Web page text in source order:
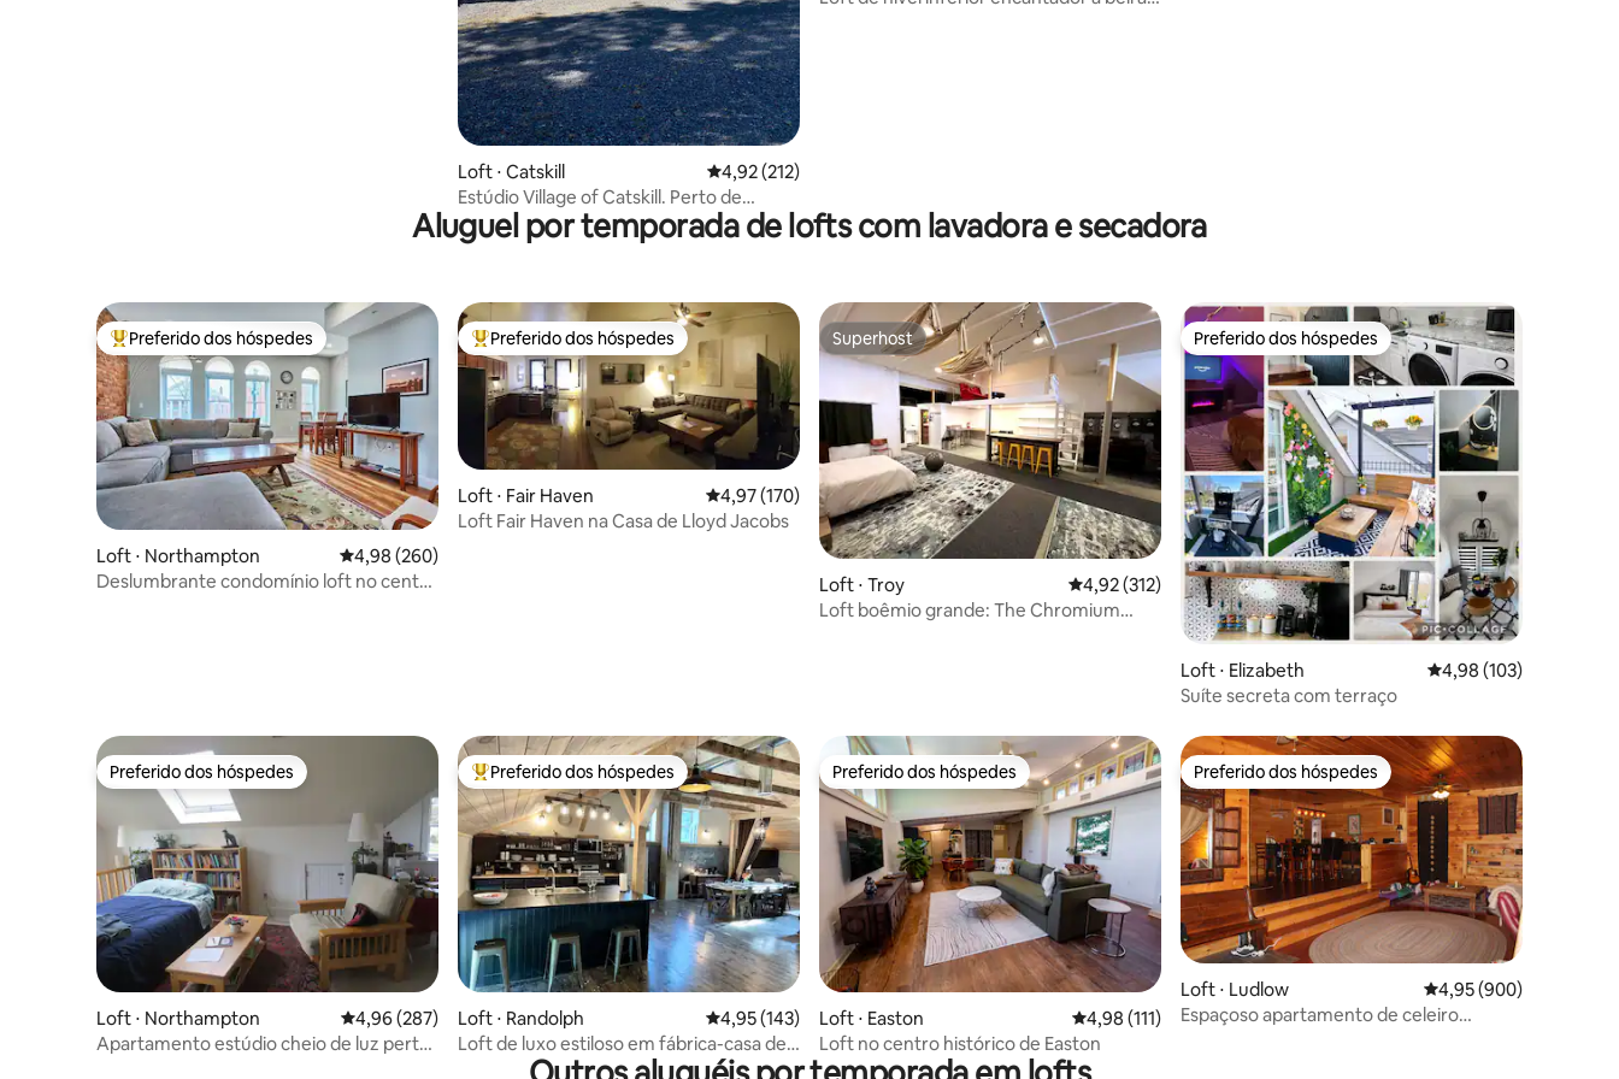
Loft ⋅ Catskill 4,92 de uma avaliação média de 5, 212 avaliações
4,92 (212)
Estúdio Village of Catskill. Perto de
restaurantes
Aluguel por temporada de lofts com lavadora e secadora
Entre os melhores preferidos dos hóspedes
Preferido dos hóspedes
Loft ⋅ Northampton 4,98 de uma avaliação média de 5, 260 avaliações
4,98 (260)
Deslumbrante condomínio loft no centro
Entre os melhores preferidos dos hóspedes
Preferido dos hóspedes
Loft ⋅ Fair Haven 4,97 de uma avaliação média de 5, 170 avaliações
4,97 (170)
Loft Fair Haven na Casa de Lloyd Jacobs
Superhost
Superhost
Loft ⋅ Troy 4,92 de uma avaliação média de 5, 312 avaliações
4,92 (312)
Loft boêmio grande: The Chromium
Preferido dos hóspedes
Preferido dos hóspedes
Loft ⋅ Elizabeth 4,98 de uma avaliação
4,98 (103)
Suíte secreta com terraço
Preferido dos hóspedes
Preferido dos hóspedes
Loft ⋅ Northampton 4,96 de uma avaliação média de 5, 287 avaliações
4,96 (287)
Apartamento estúdio cheio de luz perto
Entre os melhores preferidos dos hóspedes
Preferido dos hóspedes
Loft ⋅ Randolph 4,95 de uma avaliação média de 5, 143 avaliações
4,95 (143)
Loft de luxo estiloso em fábrica-casa de
Preferido dos hóspedes
Preferido dos hóspedes
Loft ⋅ Easton 4,98 de uma avaliação média de 5, 111 avaliações
4,98 (111)
Loft no centro histórico de Easton
Preferido dos hóspedes
Preferido dos hóspedes
Loft ⋅ Ludlow 4,95 de uma avaliação
4,95 (900)
Espaçoso apartamento de celeiro